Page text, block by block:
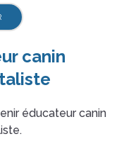
canin
éducateur canin